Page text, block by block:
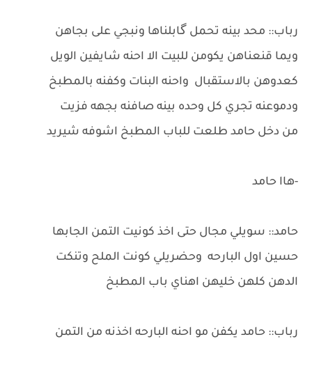
رباب:: محد بينه تحمل گابلناها ونبجي على بجاهن
ويما قنعناهن يكومن للبيت الا احنه شايفين الويل
كعدوهن بالاستقبال واحنه البنات وكفنه بالمطبخ
ودموعنه تجري كل وحده بينه صافنه بجهه فزيت
من دخل حامد طلعت للباب المطبخ اشوفه شيريد
-هاا حامد
حامد:: سويلي مجال حتى اخذ كونيت التمن الجابها
حسين اول البارحه وحضريلي كونت الملح وتنكت
الدهن كلهن خليهن اهناي باب المطبخ
رباب:: حامد يكفن مو احنه البارحه اخذنه من التمن